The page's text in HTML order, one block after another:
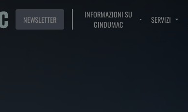
NEWSLETTER
INFORMAZIONI SU
GINDUMAC
SERVIZI